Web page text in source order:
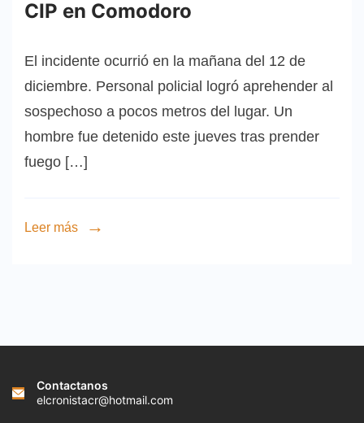
CIP en Comodoro
El incidente ocurrió en la mañana del 12 de
diciembre. Personal policial logró aprehender al
sospechoso a pocos metros del lugar. Un
hombre fue detenido este jueves tras prender
fuego […]
Leer más
Contactanos
elcronistacr@hotmail.com